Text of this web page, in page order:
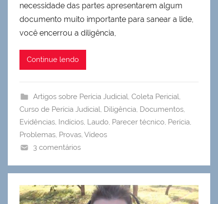
necessidade das partes apresentarem algum
documento muito importante para sanear a lide,
você encerrou a diligência,
Continue lendo
Artigos sobre Perícia Judicial, Coleta Pericial,
Curso de Perícia Judicial, Diligência, Documentos,
Evidências, Indícios, Laudo, Parecer técnico, Perícia,
Problemas, Provas, Vídeos
3 comentários